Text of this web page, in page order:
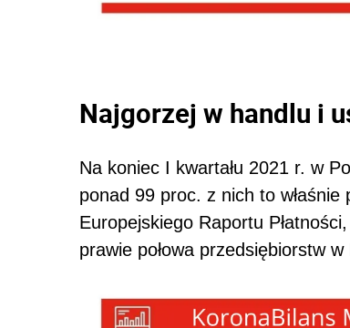
Najgorzej w handlu i
Na koniec I kwartału 2021 r. w
ponad 99 proc. z nich to
Europejskiego Raportu
prawie połowa przedsiębiorstw